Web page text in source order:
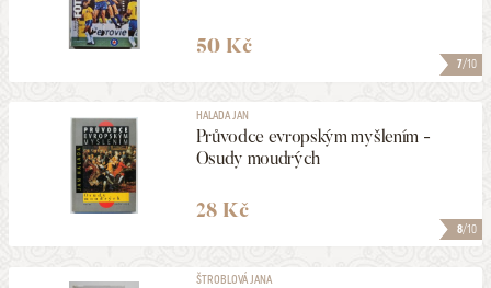
7/10
50 Kč
8/10
HALADA JAN
Průvodce evropským myšlením -
Osudy moudrých
28 Kč
ŠTROBLOVÁ JANA